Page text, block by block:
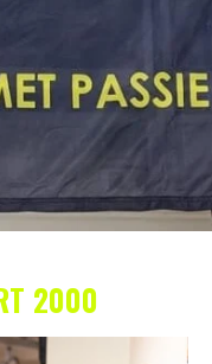
2000